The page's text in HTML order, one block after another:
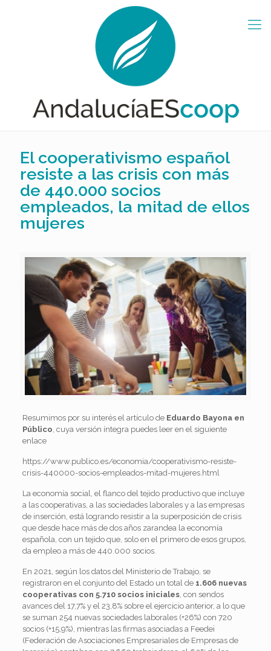
El cooperativismo español
resiste a las crisis con más
de 440.000 socios
empleados, la mitad de ellos
mujeres
Resumimos por su interés el artículo de Eduardo Bayona en
Público, cuya versión íntegra puedes leer en el siguiente
enlace
https://www.publico.es/economia/cooperativismo-resiste-
crisis-440000-socios-empleados-mitad-mujeres.html
La economía social, el flanco del tejido productivo que incluye
a las cooperativas, a las sociedades laborales y a las empresas
de inserción, está logrando resistir a la superposición de crisis
que desde hace más de dos años zarandea la economía
española, con un tejido que, solo en el primero de esos grupos,
da empleo a más de 440.000 socios.
En 2021, según los datos del Ministerio de Trabajo, se
registraron en el conjunto del Estado un total de 1.606 nuevas
cooperativas con 5.710 socios iniciales, con sendos
avances del 17,7% y el 23,8% sobre el ejercicio anterior, a lo que
se suman 254 nuevas sociedades laborales (+26%) con 720
socios (+15,9%), mientras las firmas asociadas a Feedei
(Federación de Asociaciones Empresariales de Empresas de